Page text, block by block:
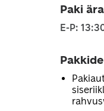
Paki
E-P: